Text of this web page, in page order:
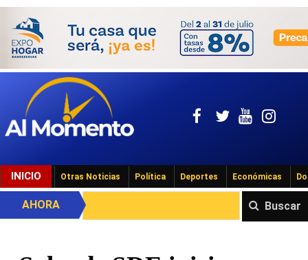
INICIO Otras Noticias Política Deportes Económicas
Buscar
AHORA